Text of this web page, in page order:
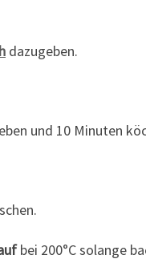
dazugeben.
und 10 Minuten
bei 200°C solange